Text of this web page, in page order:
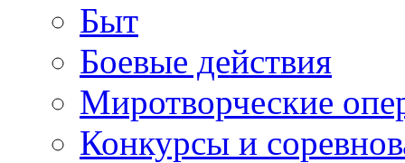
Быт
Боевые действия
Миротворческие
Конкурсы и